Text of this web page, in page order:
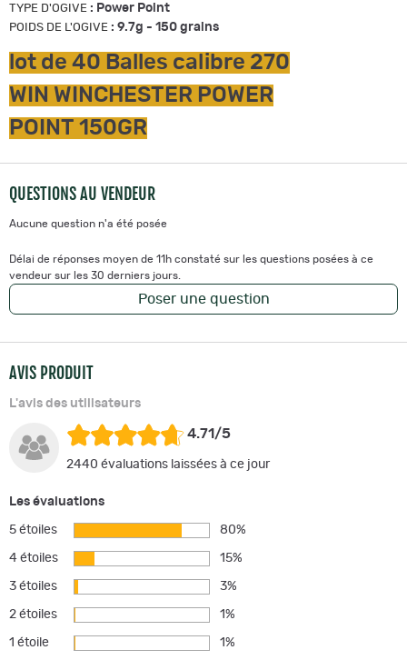
TYPE D'OGIVE : Power Point
POIDS DE L'OGIVE : 9.7g - 150 grains
lot de 40 Balles calibre 270
WIN WINCHESTER POWER
POINT 150GR
QUESTIONS AU VENDEUR
Aucune question n'a été posée
Délai de réponses moyen de 11h constaté sur les questions posées à ce
vendeur sur les 30 derniers jours.
Poser une question
AVIS PRODUIT
L'avis des utilisateurs
4.71/5
2440 évaluations laissées à ce jour
Les évaluations
5 étoiles 80%
4 étoiles 15%
3 étoiles 3%
2 étoiles 1%
1 étoile 1%